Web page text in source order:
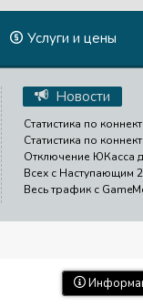
Услуги и цены
Новости
Статистика по
Статистика по
Отключение ЮКасса
Всех с Наступающим
Весь трафик с